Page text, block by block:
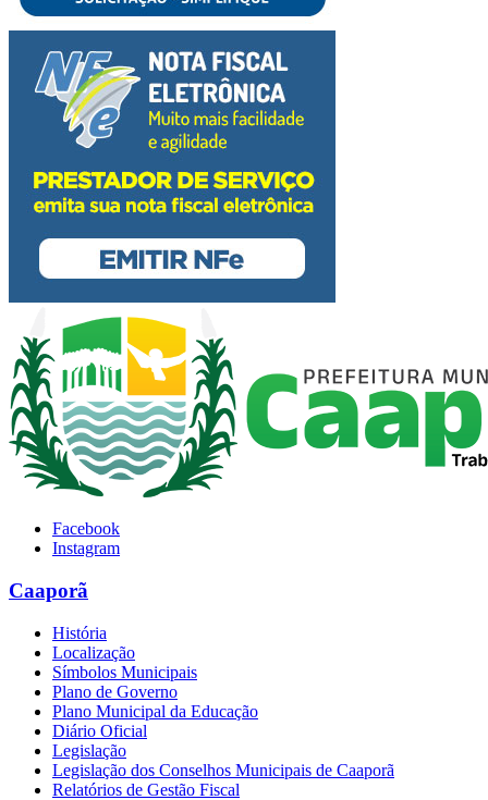
Facebook
Instagram
Caaporã
História
Localização
Símbolos Municipais
Plano de Governo
Plano Municipal da Educação
Diário Oficial
Legislação
Legislação dos Conselhos Municipais de Caaporã
Relatórios de Gestão Fiscal